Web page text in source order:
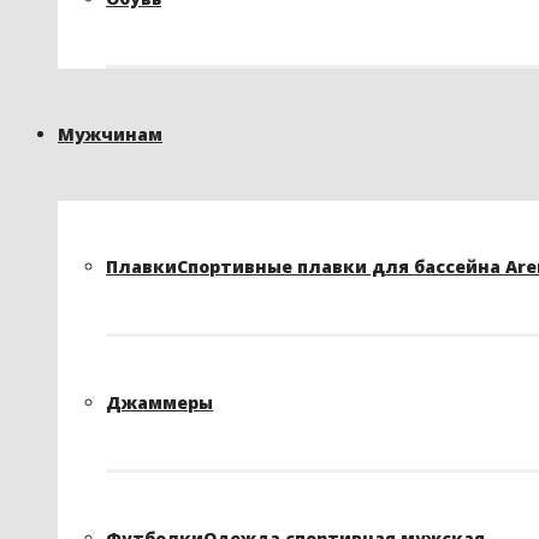
Мужчинам
ПлавкиСпортивные плавки для бассейна
Джаммеры